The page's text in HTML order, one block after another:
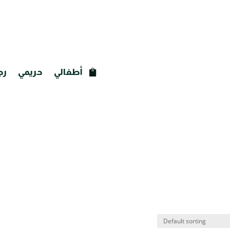
حريمي أطفالي